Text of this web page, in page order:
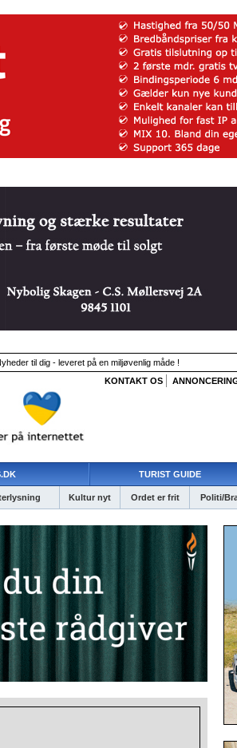
til dig - leveret på en miljøvenlig måde !
KONTAKT OS
TURIST GUIDE
Kultur nyt Ordet er frit Politi/